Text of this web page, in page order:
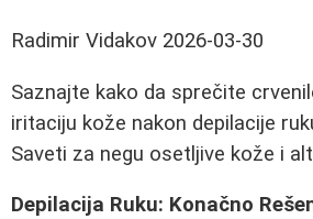
Radimir Vidakov 2026-03-30
Saznajte kako da sprečite
iritaciju kože nakon depilacije
Saveti za negu osetljive kože i
Depilacija Ruku: Konačno